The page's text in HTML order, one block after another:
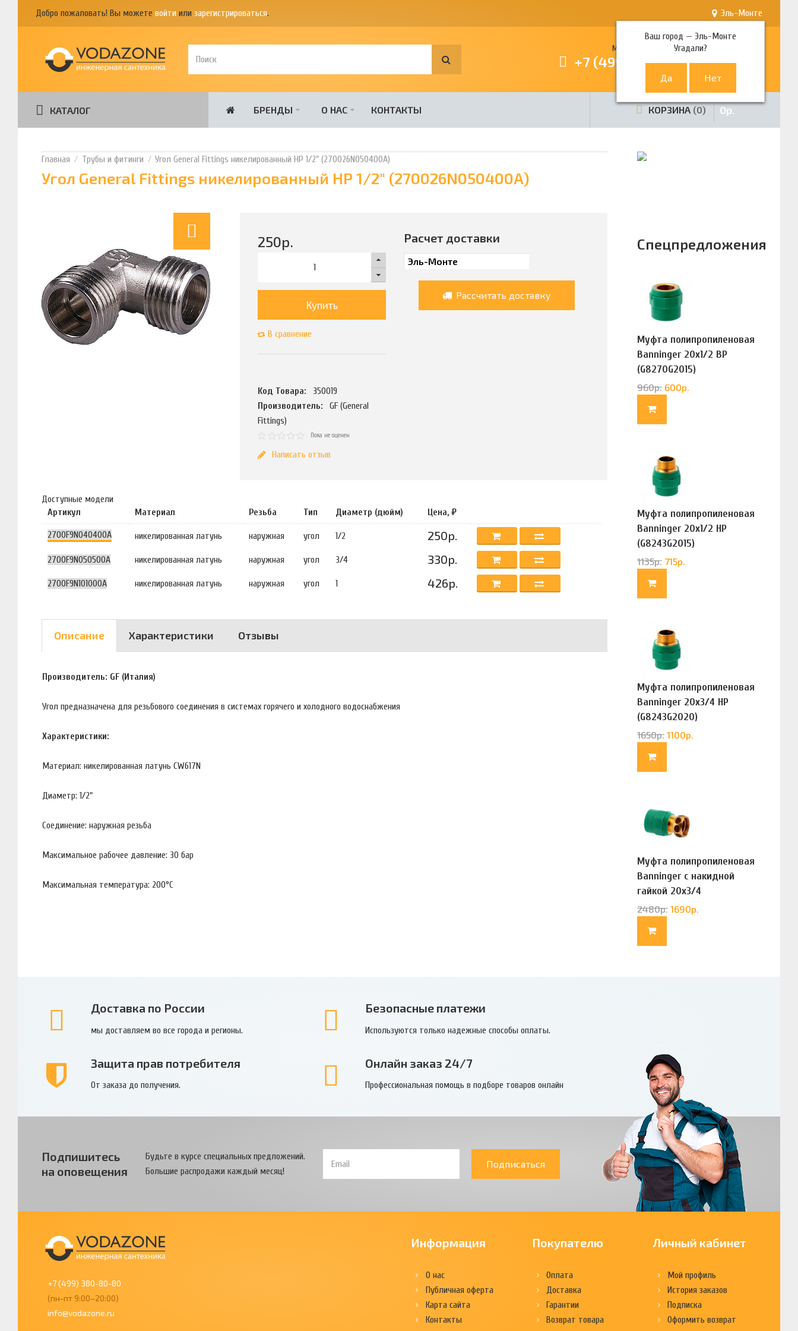
Добро пожаловать! Вы можете войти или зарегистрироваться. Эль-Монте
Ваш город —Эль-Монте
Угадали?
Многоканальный телефон
+7 (499) 380-80-80
КАТАЛОГ БРЕНДЫ О НАС КОНТАКТЫ КОРЗИНА 0 0р.
Трубы и фитинги Угол General Fittings никелированный НР 1/2" (270026N050400A)
Угол General Fittings никелированный НР 1/2" (270026N050400A)
250р.
Купить
В сравнение
Код Товара:
350019
Производитель:
GF (General
Fittings)
Пока не оценен
Написать отзыв
Расчет доставки
Рассчитать доставку
Доступные модели
Артикул
Материал Резьба Тип Диаметр (дюйм) Цена, ₽
2700F9N040400A никелированная латунь наружная угол 1/2 250р.
2700F9N050500A никелированная латунь наружная угол 3/4 330р.
2700F9N101000A никелированная латунь наружная угол 1 426р.
Описание Характеристики Отзывы
Производитель: GF (Италия)
Угол предназначена для резьбового соединения в системах горячего и холодного водоснабжения
Характеристики:
Материал: никелированная латунь CW617N
Диаметр: 1/2"
Соединение: наружная резьба
Максимальное рабочее давление: 30 бар
Максимальная температура: 200°С
Спецпредложения
Муфта полипропиленовая
Banninger 20х1/2 ВР
(G8270G2015)
960р. 600р.
Муфта полипропиленовая
Banninger 20х1/2 НР
(G8243G2015)
1135р. 715р.
Муфта полипропиленовая
Banninger 20х3/4 НР
(G8243G2020)
1650р. 1100р.
Муфта полипропиленовая
Banninger с накидной
гайкой 20х3/4
(G83322020)
2480р. 1690р.
Доставка по России
мы доставляем во все города и регионы.
Безопасные платежи
Используются только надежные способы оплаты.
Защита прав потребителя
От заказа до получения.
Онлайн заказ 24/7
Профессиональная помощь в подборе товаров онлайн
Подпишитесь
на оповещения
Будьте в курсе специальных предложений.
Большие распродажи каждый месяц!
Подписаться
+7 (499) 380-80-80
(пн-пт 9:00–20:00)
info@vodazone.ru
Информация
О нас
Публичная оферта
Карта сайта
Контакты
Покупателю
Оплата
Доставка
Гарантии
Возврат товара
Личный кабинет
Мой профиль
История заказов
Подписка
Оформить возврат